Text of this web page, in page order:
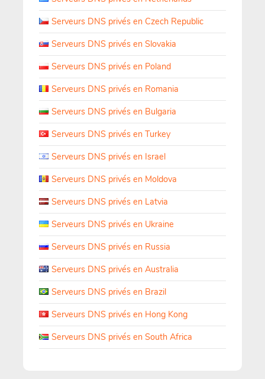
Serveurs DNS privés en Czech Republic
Serveurs DNS privés en Slovakia
Serveurs DNS privés en Poland
Serveurs DNS privés en Romania
Serveurs DNS privés en Bulgaria
Serveurs DNS privés en Turkey
Serveurs DNS privés en Israel
Serveurs DNS privés en Moldova
Serveurs DNS privés en Latvia
Serveurs DNS privés en Ukraine
Serveurs DNS privés en Russia
Serveurs DNS privés en Australia
Serveurs DNS privés en Brazil
Serveurs DNS privés en Hong Kong
Serveurs DNS privés en South Africa